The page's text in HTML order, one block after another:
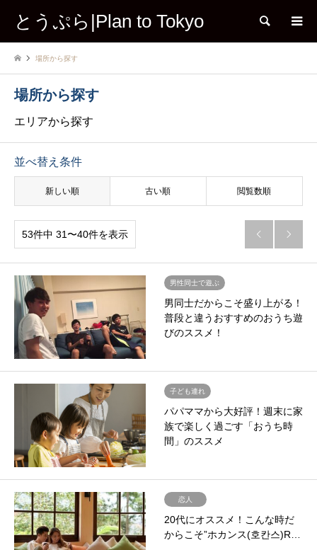
とうぷら|Plan to Tokyo 検索
場所から探す
場所から探す
エリアから探す
並べ替え条件
新しい順 古い順 閲覧数順
53件中 31〜40件を表示  
男性同士で遊ぶ
男同士だからこそ盛り上がる！
普段と違うおすすめのおうち遊
びのススメ！
子ども連れ
パパママから大好評！週末に家
族で楽しく過ごす「おうち時
間」のススメ
恋人
20代にオススメ！こんな時だ
からこそ”ホカンス(호칸스)R…